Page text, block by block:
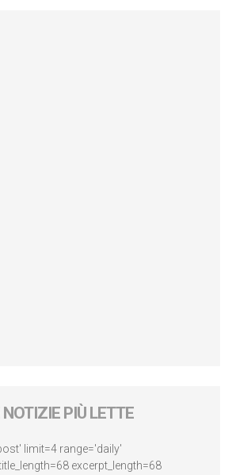
NOTIZIE PIÙ LETTE
limit=4 range='daily'
excerpt_length=68